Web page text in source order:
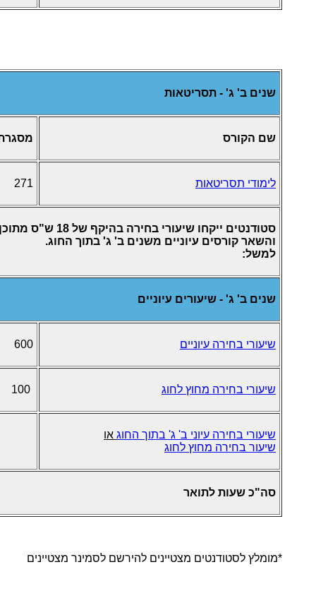
שנים ב' ג' - תסריטאות
שם הקורס
לימודי תסריטאות 271
והשאר קורסים עיוניים משנים ב' ג' בתוך החוג.
למשל:
שנים ב' ג' - שיעורים עיוניים
שיעורי בחירה עיוניים 600
שיעורי בחירה מחוץ לחוג
שיעורי בחירה עיוני ב' ג' בתוך החוג או
שיעור בחירה מחוץ לחוג
סה"כ שעות לתואר
*מומלץ לסטודנטים מצטיינים להירשם לסמינר מצטיינים